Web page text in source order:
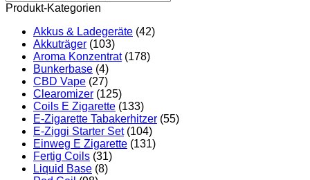
Produkt-Kategorien
Akkus & Ladegeräte (42)
Akkuträger (103)
Aroma Konzentrat (178)
Bunkerbase (4)
CBD Vape (27)
Clearomizer (125)
Coils E Zigarette (133)
E-Zigarette Tabakerhitzer (55)
E-Ziggi Starter Set (104)
Einweg E Zigarette (131)
Fertig Coils (31)
Liquid Base (8)